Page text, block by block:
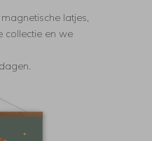
latjes,
collectie en we